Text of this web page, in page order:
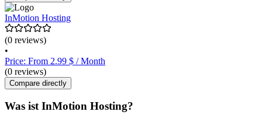
InMotion Hosting
(0 reviews)
•
Price: From 2.99 $ / Month
(0 reviews)
Compare directly
Was ist InMotion Hosting?